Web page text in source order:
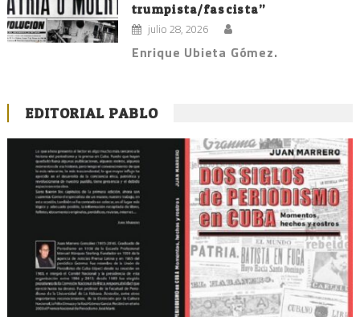
trumpista/fascista”
julio 28, 2026
Enrique Ubieta Gómez.
EDITORIAL PABLO